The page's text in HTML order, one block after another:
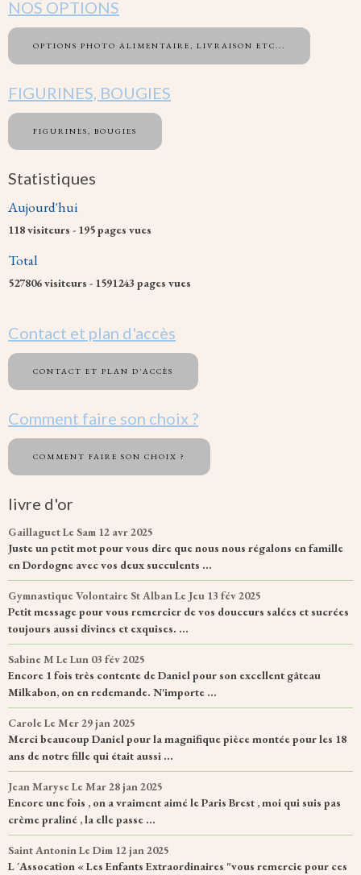
NOS OPTIONS
OPTIONS PHOTO ALIMENTAIRE, LIVRAISON ETC...
FIGURINES, BOUGIES
FIGURINES, BOUGIES
Statistiques
Aujourd'hui
118visiteurs - 195pages vues
Total
527806visiteurs - 1591243 pages vues
Contact et plan d'accès
CONTACT ET PLAN D'ACCÈS
Comment faire son choix ?
COMMENT FAIRE SON CHOIX ?
livre d'or
GaillaguetLe Sam 12 avr 2025
Juste un petit mot pour vous dire que nous nous régalons en famille
en Dordogne avec vos deux succulents ...
Gymnastique Volontaire St AlbanLe Jeu 13 fév 2025
Petit message pour vous remercier de vos douceurs salées et sucrées
toujours aussi divines et exquises. ...
Sabine M Le Lun 03 fév 2025
Encore 1 fois très contente de Daniel pour son excellent gâteau
Milkabon, on en redemande. N'importe ...
CaroleLe Mer 29 jan 2025
Merci beaucoup Daniel pour la magnifique pièce montée pour les 18
ans de notre fille qui était aussi ...
Jean MaryseLe Mar 28 jan 2025
Encore une fois , on a vraiment aimé le Paris Brest , moi qui suis pas
crème praliné , la elle passe ...
Saint AntoninLe Dim 12 jan 2025
L ´Assocation « Les Enfants Extraordinaires "vous remercie pour ces